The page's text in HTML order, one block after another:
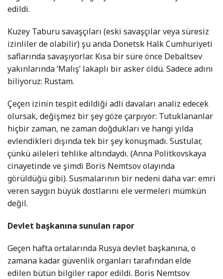
edildi.
Kuzey Taburu savaşçıları (eski savaşçılar veya süresiz
izinliler de olabilir) şu anda Donetsk Halk Cumhuriyeti
saflarında savaşıyorlar. Kısa bir süre önce Debaltsev
yakınlarında ‘Malış’ lakaplı bir asker öldü. Sadece adını
biliyoruz: Rustam.
Çeçen izinin tespit edildiği adli davaları analiz edecek
olursak, değişmez bir şey göze çarpıyor: Tutuklananlar
hiçbir zaman, ne zaman doğdukları ve hangi yılda
evlendikleri dışında tek bir şey konuşmadı. Sustular,
çünkü aileleri tehlike altındaydı. (Anna Politkovskaya
cinayetinde ve şimdi Boris Nemtsov olayında
görüldüğü gibi). Susmalarının bir nedeni daha var: emri
veren saygın büyük dostlarını ele vermeleri mümkün
değil.
Devlet başkanına sunulan rapor
Geçen hafta ortalarında Rusya devlet başkanına, o
zamana kadar güvenlik organları tarafından elde
edilen bütün bilgiler rapor edildi. Boris Nemtsov